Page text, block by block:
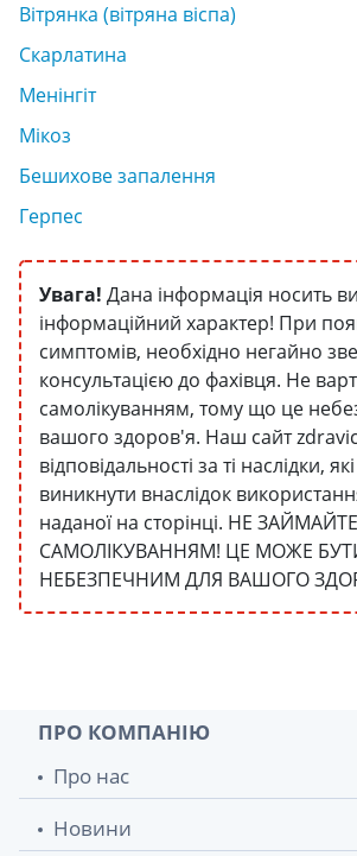
Вітрянка (вітряна віспа)
Скарлатина
Менінгіт
Мікоз
Бешихове запалення
Герпес
Увага! Дана інформація носить
інформаційний характер! При
симптомів, необхідно негайно
консультацією до фахівця. Не
самолікуванням, тому що це
вашого здоров'я. Наш сайт
відповідальності за ті наслідки,
виникнути внаслідок
наданої на сторінці. НЕ
САМОЛІКУВАННЯМ! ЦЕ МОЖЕ
НЕБЕЗПЕЧНИМ ДЛЯ ВАШОГО
ПРО КОМПАНІЮ
Про нас
Новини